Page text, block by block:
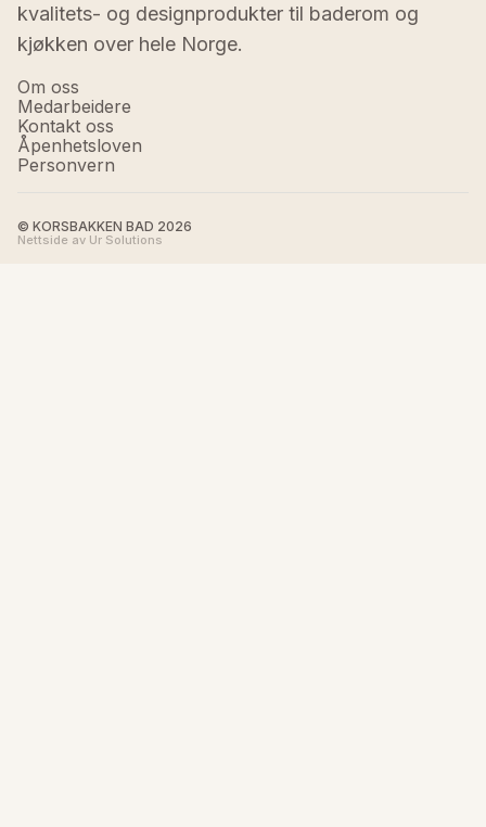
kvalitets- og designprodukter til baderom og
kjøkken over hele Norge.
Om oss
Medarbeidere
Kontakt oss
Åpenhetsloven
Personvern
© KORSBAKKEN BAD 2026
Nettside av Ur Solutions